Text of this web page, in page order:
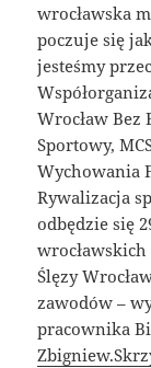
wrocławska
poczuje się
jesteśmy
Wrocław
Sportowy,
Wychowania
Rywalizacja
odbędzie się
Ślęzy
zawodów –
pracownika